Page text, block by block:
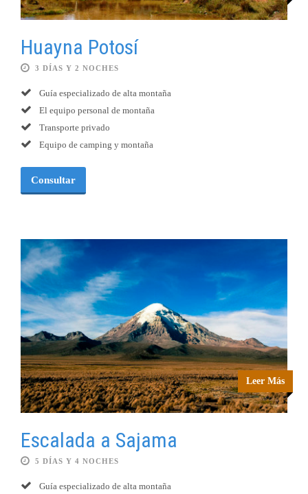
Huayna Potosí
3 DÍAS Y 2 NOCHES
Guía especializado de alta montaña
El equipo personal de montaña
Transporte privado
Equipo de camping y montaña
Consultar
Leer Más
Escalada a Sajama
5 DÍAS Y 4 NOCHES
Guía especializado de alta montaña